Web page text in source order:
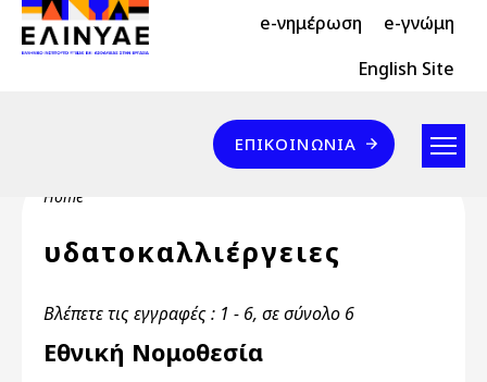
Skip to main content
Header Top 2 e-νημέρωση e-γνώμη
Header Top English Site
Επικοινωνία
ΕΠΙΚΟΙΝΩΝΊΑ
Breadcrumb
Home
υδατοκαλλιέργειες
Βλέπετε τις εγγραφές : 1 - 6, σε σύνολο 6
Εθνική Νομοθεσία